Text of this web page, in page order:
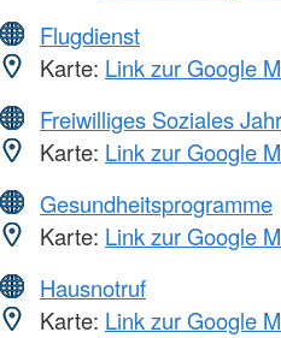
Flugdienst
Karte: Link zur Google
Freiwilliges Soziales Jahr
Karte: Link zur Google
Gesundheitsprogramme
Karte: Link zur Google
Hausnotruf
Karte: Link zur Google